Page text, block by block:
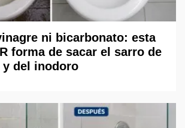
ni bicarbonato: esta
forma de sacar el sarro de
y del inodoro